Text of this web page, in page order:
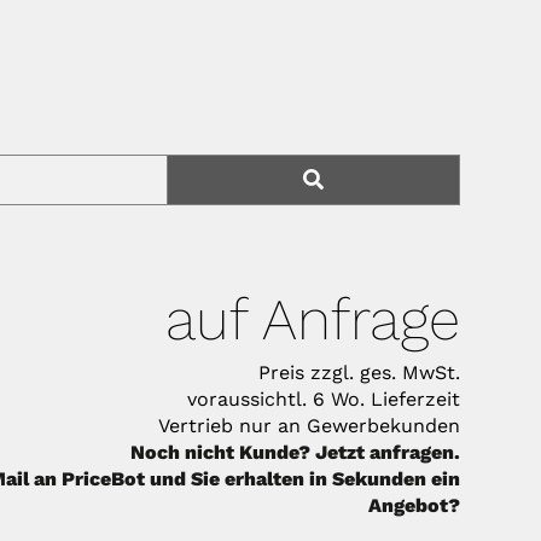
auf Anfrage
Preis zzgl. ges. MwSt.
voraussichtl. 6 Wo. Lieferzeit
Vertrieb nur an Gewerbekunden
Noch nicht Kunde? Jetzt anfragen.
an PriceBot und Sie erhalten in Sekunden ein
Angebot?